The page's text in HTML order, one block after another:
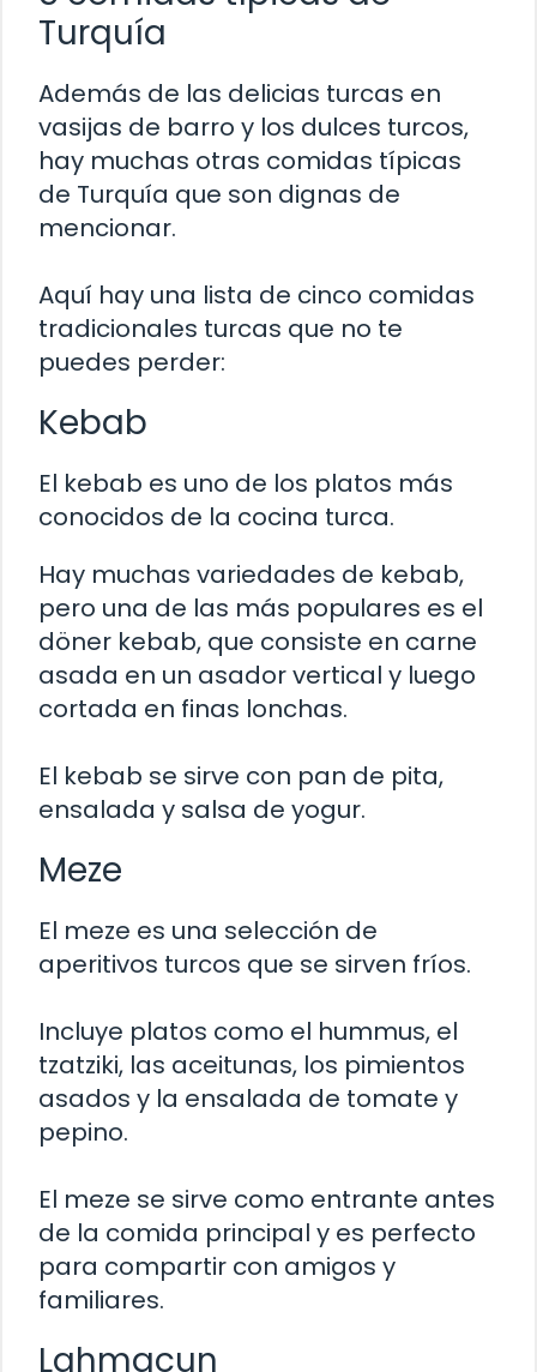
Turquía
Además de las delicias turcas en
vasijas de barro y los dulces turcos,
hay muchas otras comidas típicas
de Turquía que son dignas de
mencionar.
Aquí hay una lista de cinco comidas
tradicionales turcas que no te
puedes perder:
Kebab
El kebab es uno de los platos más
conocidos de la cocina turca.
Hay muchas variedades de kebab,
pero una de las más populares es el
döner kebab, que consiste en carne
asada en un asador vertical y luego
cortada en finas lonchas.
El kebab se sirve con pan de pita,
ensalada y salsa de yogur.
Meze
El meze es una selección de
aperitivos turcos que se sirven fríos.
Incluye platos como el hummus, el
tzatziki, las aceitunas, los pimientos
asados y la ensalada de tomate y
pepino.
El meze se sirve como entrante antes
de la comida principal y es perfecto
para compartir con amigos y
familiares.
Lahmacun